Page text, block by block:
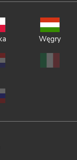
Węgry